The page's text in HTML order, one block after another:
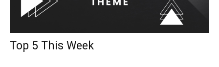
Top 5 This Week